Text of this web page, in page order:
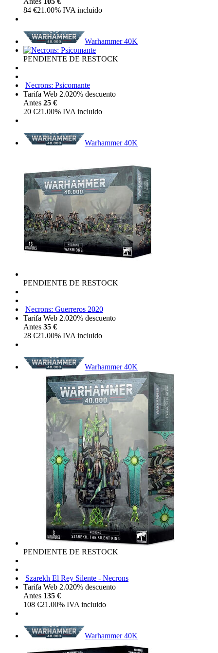
84 €21.00% IVA incluido
Warhammer 40K
PENDIENTE DE RESTOCK
Necrons: Psicomante
Tarifa Web 2.020% descuento
Antes 25 €
20 €21.00% IVA incluido
Warhammer 40K
PENDIENTE DE RESTOCK
Necrons: Guerreros 2020
Tarifa Web 2.020% descuento
Antes 35 €
28 €21.00% IVA incluido
Warhammer 40K
PENDIENTE DE RESTOCK
Szarekh El Rey Silente - Necrons
Tarifa Web 2.020% descuento
Antes 135 €
108 €21.00% IVA incluido
Warhammer 40K